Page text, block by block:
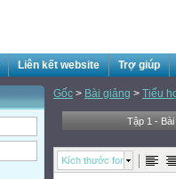
Liên kết website Trợ giúp
Gốc > Bài giảng > Tiểu
Tập 1 -
Kích thước font